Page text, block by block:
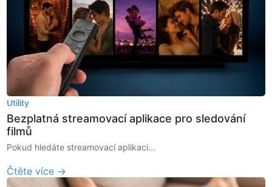
Utility
Bezplatná streamovací aplikace pro sledování
filmů
Pokud hledáte streamovací aplikaci...
Čtěte více →